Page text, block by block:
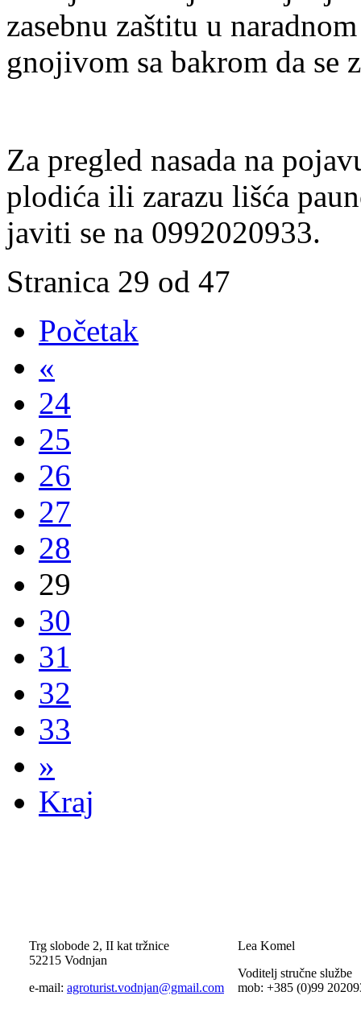
zasebnu zaštitu u
gnojivom sa bakrom da se
Za pregled nasada na
plodića ili zarazu lišća
javiti se na 0992020933.
Stranica 29 od 47
Početak
«
24
25
26
27
28
29
30
31
32
33
»
Kraj
Trg slobode 2, II kat tržnice
52215 Vodnjan
e-mail: agroturist.vodnjan@gmail.com
Lea Komel
Voditelj stručne službe
mob: +385 (0)99